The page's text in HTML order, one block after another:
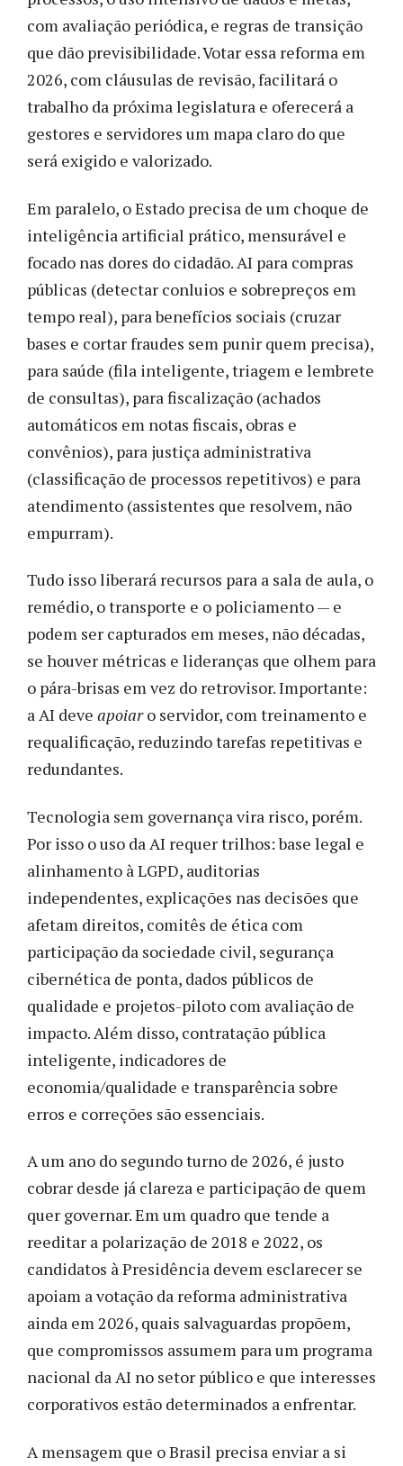
com avaliação periódica, e regras de transição
que dão previsibilidade. Votar essa reforma em
2026, com cláusulas de revisão, facilitará o
trabalho da próxima legislatura e oferecerá a
gestores e servidores um mapa claro do que
será exigido e valorizado.
Em paralelo, o Estado precisa de um choque de
inteligência artificial prático, mensurável e
focado nas dores do cidadão. AI para compras
públicas (detectar conluios e sobrepreços em
tempo real), para benefícios sociais (cruzar
bases e cortar fraudes sem punir quem precisa),
para saúde (fila inteligente, triagem e lembrete
de consultas), para fiscalização (achados
automáticos em notas fiscais, obras e
convênios), para justiça administrativa
(classificação de processos repetitivos) e para
atendimento (assistentes que resolvem, não
empurram).
Tudo isso liberará recursos para a sala de aula, o
remédio, o transporte e o policiamento — e
podem ser capturados em meses, não décadas,
se houver métricas e lideranças que olhem para
o pára-brisas em vez do retrovisor. Importante:
a AI deve apoiaro servidor, com treinamento e
requalificação, reduzindo tarefas repetitivas e
redundantes.
Tecnologia sem governança vira risco, porém.
Por isso o uso da AI requer trilhos: base legal e
alinhamento à LGPD, auditorias
independentes, explicações nas decisões que
afetam direitos, comitês de ética com
participação da sociedade civil, segurança
cibernética de ponta, dados públicos de
qualidade e projetos-piloto com avaliação de
impacto. Além disso, contratação pública
inteligente, indicadores de
economia/qualidade e transparência sobre
erros e correções são essenciais.
A um ano do segundo turno de 2026, é justo
cobrar desde já clareza e participação de quem
quer governar. Em um quadro que tende a
reeditar a polarização de 2018 e 2022, os
candidatos à Presidência devem esclarecer se
apoiam a votação da reforma administrativa
ainda em 2026, quais salvaguardas propõem,
que compromissos assumem para um programa
nacional da AI no setor público e que interesses
corporativos estão determinados a enfrentar.
A mensagem que o Brasil precisa enviar a si